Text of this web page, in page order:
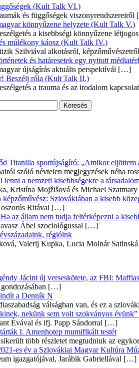
(Kult Talk VI.)
és függőségek viszonyrendszereiről
könnyűzene helyzete (Kult Talk V.)
a kisebbségi könnyűzene
múlékony káosz (Kult Talk IV.)
Szilviával alkotásról, képzőművészetről
és határesetek egy nyitott
újságírás aktuális perspektívái […]
Beszélj róla (Kult Talk II.)
a trauma és az irodalom
Titanilla sportújságíró: „Amikor eljöttem
szóló névtelen megjegyzések néha
lenni a nemzeti kisebbségekre a
Kristína Mojžišová és Michael Szatmary
Szlovákiában a kisebb
Ritával […]
az állam nem tudja feltérképezni a
Ábel szociológussal […]
régióink
Valerij Kupka, Lucia Molnár Satinská
Jácint új verseskötete, az FBI:
[…]
a Denník N
válságban van, és ez a
nekünk sem volt szokványos
Évával és ifj. Papp Sándorral […]
I. Amenhotep mumifikált testét
több részletet megtudniuk az
es év a Szlovákiai Magyar Kultúra
igazgatójával, Jarábik Gabriellával […]